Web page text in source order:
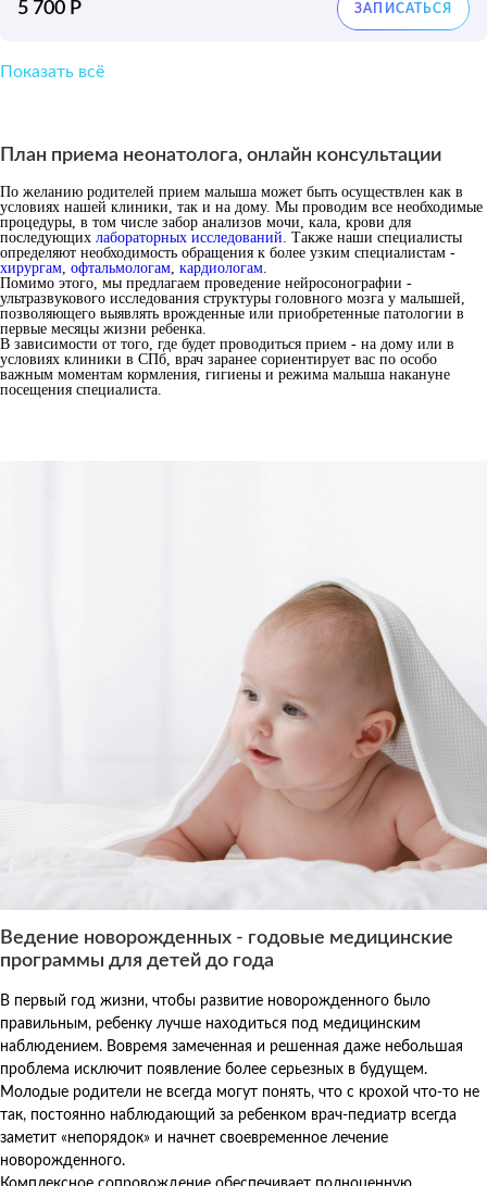
5 700 Р
Показать всё
План приема неонатолога, онлайн консультации
По желанию родителей прием малыша может быть осуществлен как в
условиях нашей клиники, так и на дому. Мы проводим все необходимые
процедуры, в том числе забор анализов мочи, кала, крови для
последующих лабораторных исследований. Также наши специалисты
определяют необходимость обращения к более узким специалистам -
хирургам, офтальмологам, кардиологам.
Помимо этого, мы предлагаем проведение нейросонографии -
ультразвукового исследования структуры головного мозга у малышей,
позволяющего выявлять врожденные или приобретенные патологии в
первые месяцы жизни ребенка.
В зависимости от того, где будет проводиться прием - на дому или в
условиях клиники в СПб, врач заранее сориентирует вас по особо
важным моментам кормления, гигиены и режима малыша накануне
посещения специалиста.
Ведение новорожденных - годовые медицинские
программы для детей до года
В первый год жизни, чтобы развитие новорожденного было
правильным, ребенку лучше находиться под медицинским
наблюдением. Вовремя замеченная и решенная даже небольшая
проблема исключит появление более серьезных в будущем.
Молодые родители не всегда могут понять, что с крохой что-то не
так, постоянно наблюдающий за ребенком врач-педиатр всегда
заметит «непорядок» и начнет своевременное лечение
новорожденного.